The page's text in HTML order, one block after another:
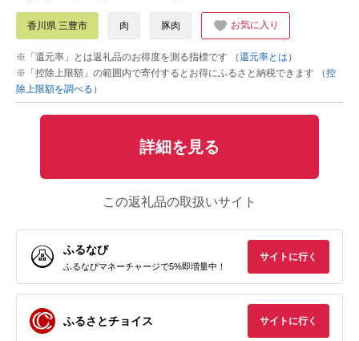
香川県 三豊市 肉 豚肉 お気に入り
※「還元率」とは返礼品のお得度を測る指標です
（還元率とは）
※「控除上限額」の範囲内で寄付するとお得にふるさと納税できます
（控
除上限額を調べる）
詳細を見る
この返礼品の取扱いサイト
ふるなび
ふるなびマネーチャージで5%即増量中！
サイトに行く
ふるさとチョイス サイトに行く